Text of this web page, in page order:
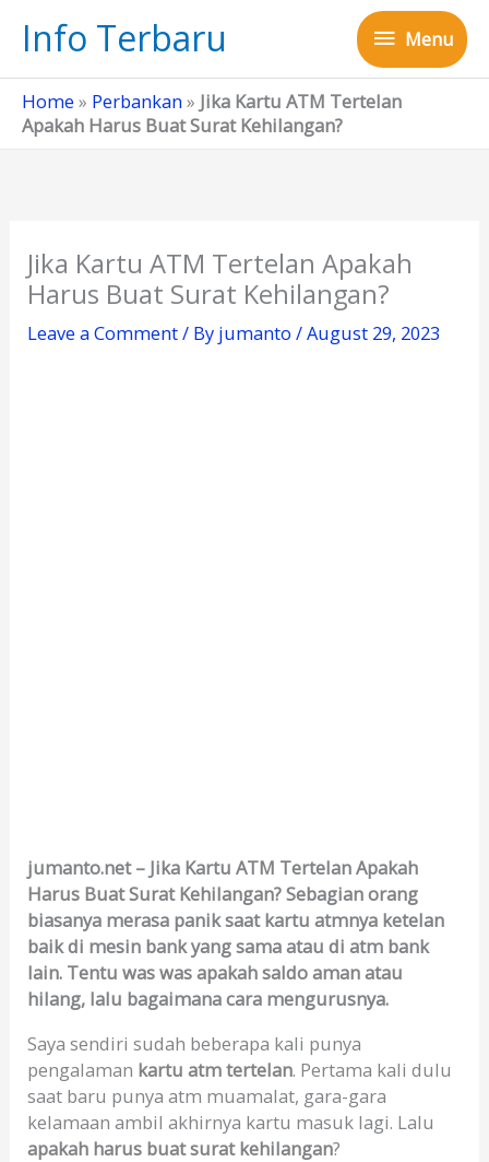
Info Terbaru Menu
Menu
Home » Perbankan» Jika Kartu ATM Tertelan
Apakah Harus Buat Surat Kehilangan?
Jika Kartu ATM Tertelan Apakah
Harus Buat Surat Kehilangan?
Leave a Comment/ By jumanto/August 29, 2023
jumanto.net – Jika Kartu ATM Tertelan Apakah
Harus Buat Surat Kehilangan? Sebagian orang
biasanya merasa panik saat kartu atmnya ketelan
baik di mesin bank yang sama atau di atm bank
lain. Tentu was was apakah saldo aman atau
hilang, lalu bagaimana cara mengurusnya.
Saya sendiri sudah beberapa kali punya
pengalaman kartu atm tertelan. Pertama kali dulu
saat baru punya atm muamalat, gara-gara
kelamaan ambil akhirnya kartu masuk lagi. Lalu
apakah harus buat surat kehilangan?